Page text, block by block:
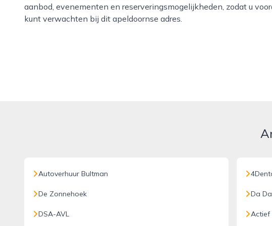
aanbod, evenementen en reserveringsmogelijkheden, zodat u
kunt verwachten bij dit apeldoornse adres.
Autoverhuur Bultman
De Zonnehoek
DSA-AVL
Da
Actief